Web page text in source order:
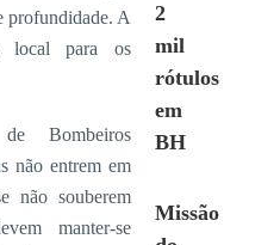
profundidade. A
local para os
Bombeiros
não entrem em
não souberem
manter-se
2
mil
rótulos
em
BH
Missão